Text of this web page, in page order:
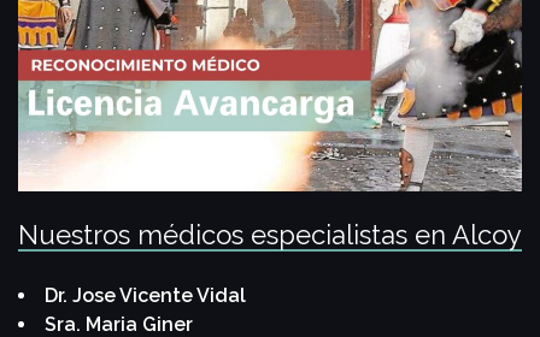
Nuestros médicos especialistas en Alcoy
Dr. Jose Vicente Vidal
Sra. Maria Giner